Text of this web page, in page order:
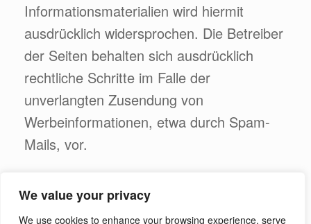
We value your privacy
We use cookies to enhance your browsing experience, serve
Informationsmaterialien wird hiermit
ausdrücklich widersprochen. Die Betreiber
der Seiten behalten sich ausdrücklich
rechtliche Schritte im Falle der
unverlangten Zusendung von
Werbeinformationen, etwa durch Spam-
Mails, vor.
English